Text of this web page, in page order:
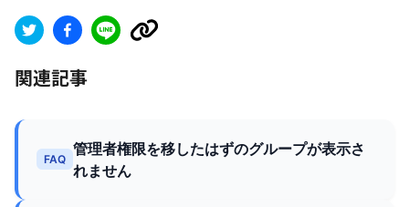
関連記事
FAQ
管理者権限を移したはずのグループが表示さ
れません